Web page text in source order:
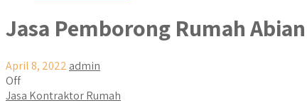
Jasa Pemborong Rumah
April 8, 2022 admin
Off
Jasa Kontraktor Rumah